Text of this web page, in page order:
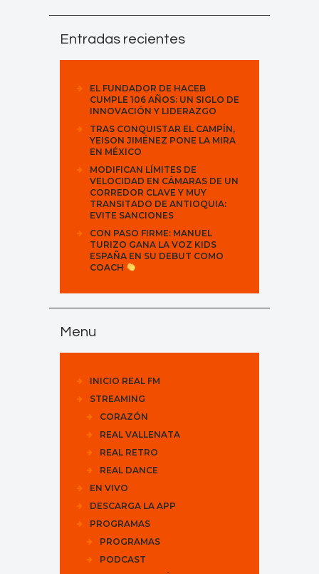
Entradas recientes
EL FUNDADOR DE HACEB
CUMPLE 106 AÑOS: UN SIGLO DE
INNOVACIÓN Y LIDERAZGO
TRAS CONQUISTAR EL CAMPÍN,
YEISON JIMÉNEZ PONE LA MIRA
EN MÉXICO
MODIFICAN LÍMITES DE
VELOCIDAD EN CÁMARAS DE UN
CORREDOR CLAVE Y MUY
TRANSITADO DE ANTIOQUIA:
EVITE SANCIONES
CON PASO FIRME: MANUEL
TURIZO GANA LA VOZ KIDS
ESPAÑA EN SU DEBUT COMO
COACH
Menu
INICIO REAL FM
STREAMING
CORAZÓN
REAL VALLENATA
REAL RETRO
REAL DANCE
EN VIVO
DESCARGA LA APP
PROGRAMAS
PROGRAMAS
PODCAST